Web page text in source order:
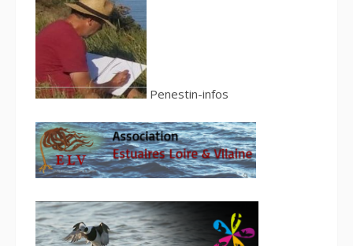
Penestin-infos